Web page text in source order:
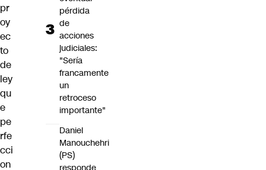
pr
oy
ec
to
de
ley
qu
e
pe
rfe
cci
on
pérdida
de
acciones
judiciales:
"Sería
francamente
un
retroceso
importante"
Daniel
Manouchehri
(PS)
responde